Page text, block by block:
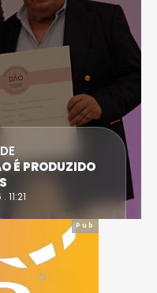
É PRODUZIDO
11:21
Pub